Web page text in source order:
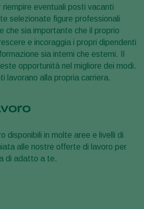
riempire eventuali posti vacanti
selezionate figure professionali
che sia importante che il proprio
e incoraggia i propri dipendenti
sia interni che esterni. Il
opportunità nel migliore dei modi.
lavorano alla propria carriera.
disponibili in molte aree e livelli di
alle nostre offerte di lavoro per
di adatto a te.